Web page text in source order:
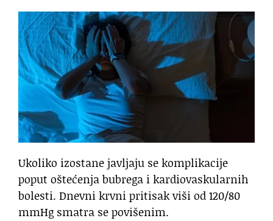
Ukoliko izostane javljaju se komplikacije
poput oštećenja bubrega i kardiovaskularnih
bolesti. Dnevni krvni pritisak viši od 120/80
mmHg smatra se povišenim.